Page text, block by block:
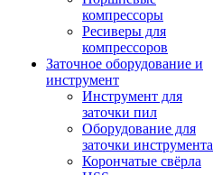
компрессоры
Ресиверы для
компрессоров
Заточное оборудование и
инструмент
Инструмент для
заточки пил
Оборудование для
заточки инструмента
Корончатые свёрла